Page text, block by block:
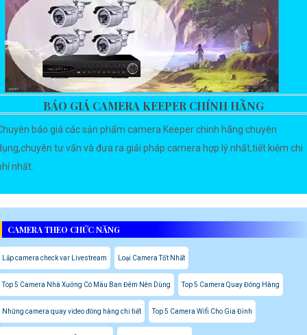
BÁO GIÁ CAMERA KEEPER CHÍNH HÃNG
báo giá các sản phẩm camera Keeper chinh hãng chuyên
tư vấn và đưa ra giải pháp camera hợp lý nhất,tiết kiệm chi
nhất.
CAMERA THEO CHỨC NĂNG
Lắp camera check var Livestream Loại Camera Tốt Nhất
Top 5 Camera Nhà Xưởng Có Màu Ban Đêm Nên Dùng Top 5 Camera Quay Đóng Hàng
Những camera quay video đóng hàng chi tiết Top 5 Camera Wifi Cho Gia Đình